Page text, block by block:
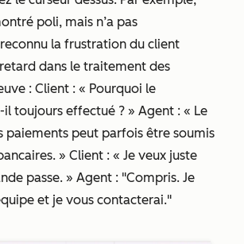
poli, mais n’a pas
la frustration du client
dans le traitement des
: Client : « Pourquoi le
toujours effectué ? » Agent : « Le
paiements peut parfois être soumis
» Client : « Je veux juste
passe. » Agent : "Compris. Je
et je vous contacterai."